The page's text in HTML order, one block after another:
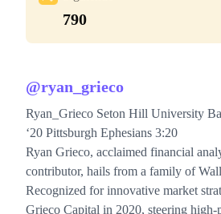
790
@ryan_grieco
Ryan_Grieco Seton Hill University
‘20 Pittsburgh Ephesians 3:20
Ryan Grieco, acclaimed financial
contributor, hails from a family of
Recognized for innovative market
Grieco Capital in 2020, steering high-